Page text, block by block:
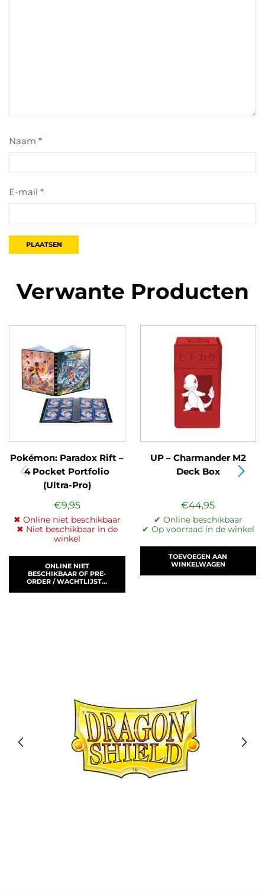
Naam *
E-mail *
Verwante Producten
Pokémon: Paradox Rift –
4 Pocket Portfolio
(Ultra-Pro)
€9,95
✖ Online niet beschikbaar
✖ Niet beschikbaar in de
winkel
ONLINE NIET
BESCHIKBAAR OF PRE-
ORDER / WACHTLIJST...
UP – Charmander M2
Deck Box
€44,95
✔ Online beschikbaar
✔ Op voorraad in de winkel
TOEVOEGEN AAN
WINKELWAGEN